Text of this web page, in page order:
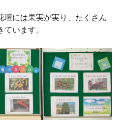
壇には果実が実り、たくさん
います。